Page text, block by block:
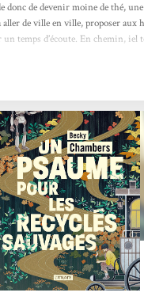
donc de devenir moine de thé,
de ville en ville, proposer aux
temps d’écoute. En chemin, iel
dans la nature. Celui-ci vient